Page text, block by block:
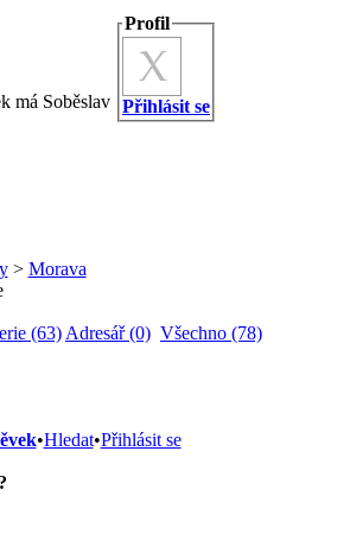
má Soběslav
Profil
Přihlásit se
> Morava
(63) Adresář (0) Všechno (78)
•Hledat•Přihlásit se